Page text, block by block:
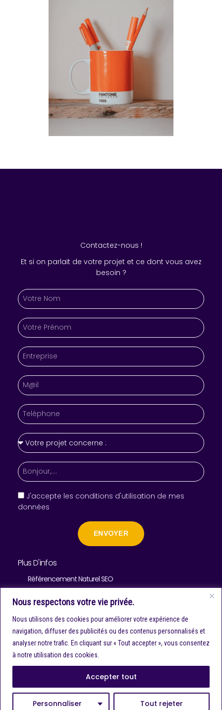
Nous respectons votre vie privée.
Nous utilisons des cookies pour améliorer votre expérience de
navigation, diffuser des publicités ou des contenus personnalisés et
analyser notre trafic. En cliquant sur « Tout accepter », vous consentez
à notre utilisation des cookies.
Personnaliser Tout rejeter
Accepter tout
Plus D'infos
Référencement Naturel SEO
Référencement Payant SEA
Social Media & SEM
Acquisition De Trafic / Activation
Création D’image De Marque
Boutique E-Commerce
Blog
Contactez-nous !
Et si on parlait de votre projet et ce dont vous avez
besoin ?
J'accepte les conditions d'utilisation de mes
données
ENVOYER